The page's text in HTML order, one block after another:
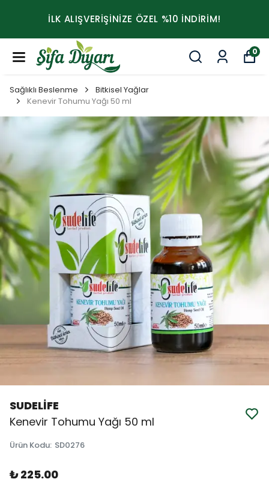
İLK ALIŞVERİŞİNİZE ÖZEL %10 İNDİRİM!
0
Sağlıklı Beslenme
Bitkisel Yağlar
Kenevir Tohumu Yağı 50 ml
SUDELİFE
Kenevir Tohumu Yağı 50 ml
Ürün Kodu: SD0276
₺ 225.00